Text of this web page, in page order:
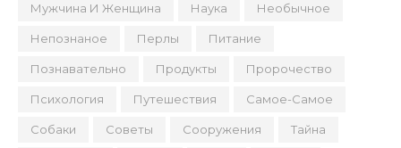
Мужчина И Женщина Наука Необычное
Непознаное Перлы Питание
Познавательно Продукты Пророчество
Психология Путешествия Самое-Самое
Собаки Советы Сооружения Тайна